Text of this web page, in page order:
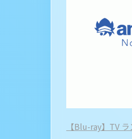
【Blu-ray】TV